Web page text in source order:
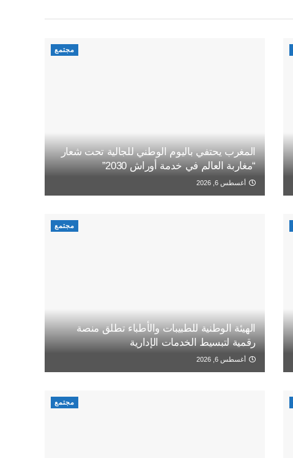
مجتمع
المغرب يحتفي باليوم الوطني للجالية تحت شعار
“مغاربة العالم في خدمة أوراش 2030”
أغسطس 6, 2026
مجتمع
الهيئة الوطنية للطبيبات والأطباء تطلق منصة
رقمية لتبسيط الخدمات الإدارية
أغسطس 6, 2026
مجتمع